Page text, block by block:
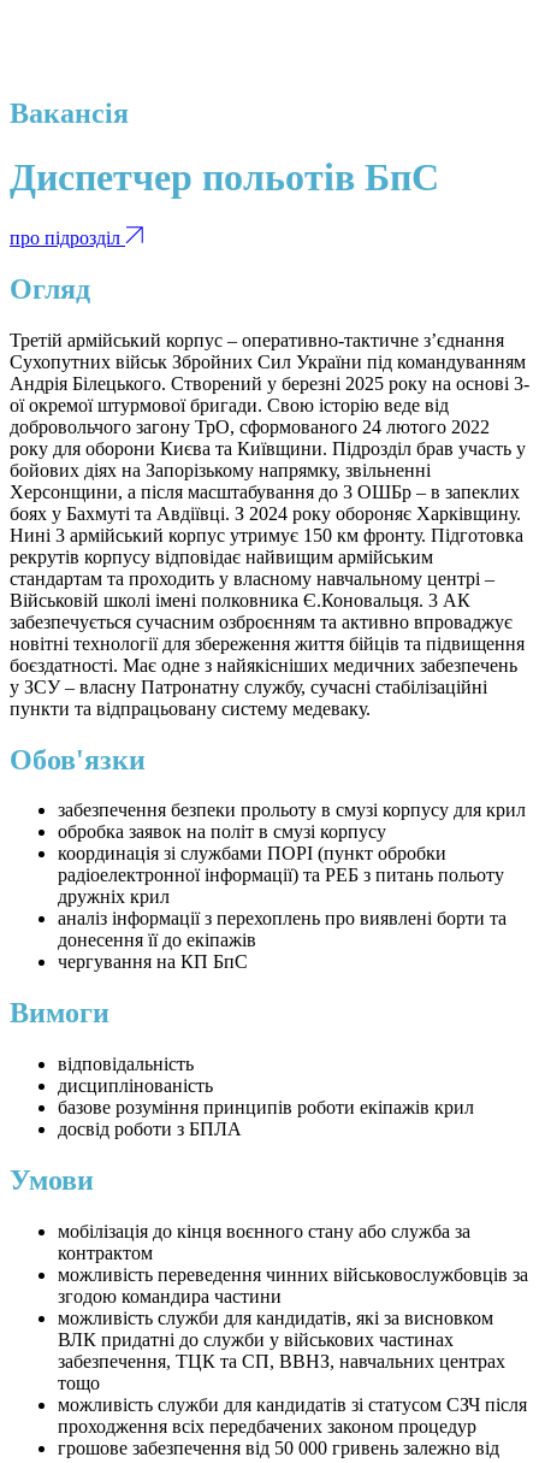
Вакансія
Диспетчер польотів БпС
про підрозділ
Огляд
Третій армійський корпус – оперативно-тактичне з’єднання
Сухопутних військ Збройних Сил України під командуванням
Андрія Білецького. Створений у березні 2025 року на основі 3-
ої окремої штурмової бригади. Свою історію веде від
добровольчого загону ТрО, сформованого 24 лютого 2022
року для оборони Києва та Київщини. Підрозділ брав участь у
бойових діях на Запорізькому напрямку, звільненні
Херсонщини, а після масштабування до 3 ОШБр – в запеклих
боях у Бахмуті та Авдіївці. З 2024 року обороняє Харківщину.
Нині 3 армійський корпус утримує 150 км фронту. Підготовка
рекрутів корпусу відповідає найвищим армійським
стандартам та проходить у власному навчальному центрі –
Військовій школі імені полковника Є.Коновальця. 3 АК
забезпечується сучасним озброєнням та активно впроваджує
новітні технології для збереження життя бійців та підвищення
боєздатності. Має одне з найякісніших медичних забезпечень
у ЗСУ – власну Патронатну службу, сучасні стабілізаційні
пункти та відпрацьовану систему медеваку.
Обов'язки
забезпечення безпеки прольоту в смузі корпусу для крил
обробка заявок на політ в смузі корпусу
координація зі службами ПОРІ (пункт обробки
радіоелектронної інформації) та РЕБ з питань польоту
дружніх крил
аналіз інформації з перехоплень про виявлені борти та
донесення її до екіпажів
чергування на КП БпС
Вимоги
відповідальність
дисциплінованість
базове розуміння принципів роботи екіпажів крил
досвід роботи з БПЛА
Умови
мобілізація до кінця воєнного стану або служба за
контрактом
можливість переведення чинних військовослужбовців за
згодою командира частини
можливість служби для кандидатів, які за висновком
ВЛК придатні до служби у військових частинах
забезпечення, ТЦК та СП, ВВНЗ, навчальних центрах
тощо
можливість служби для кандидатів зі статусом СЗЧ після
проходження всіх передбачених законом процедур
грошове забезпечення від 50 000 гривень залежно від